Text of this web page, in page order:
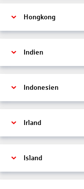
Hongkong
Indien
Indonesien
Irland
Island